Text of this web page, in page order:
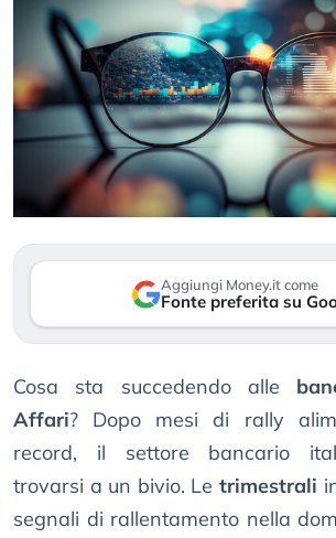
Aggiungi Money.it come
Fonte preferita su
Cosa sta succedendo alle
Affari? Dopo mesi di rally
record, il settore bancario
trovarsi a un bivio. Le trimestrali
segnali di rallentamento nella